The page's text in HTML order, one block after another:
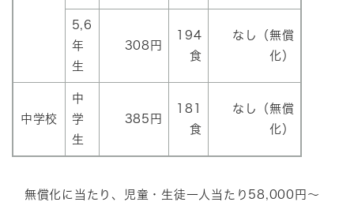
5,6
年
生
308円
194
食
なし（無償
化）
中学校
中
学
生
385円
181
食
なし（無償
化）
​ 無償化に当たり、児童・生徒一人当たり58,000円～